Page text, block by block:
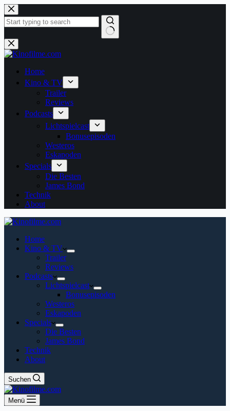
Zum
Inhalt
springen
Keine
Ergebnisse
Home
Kino & TV
Trailer
Reviews
Podcasts
Lichtspielcast
Bonusepisoden
Westeros
Eskapoden
Specials
Die Besten
James Bond
Technik
About
Home
Kino & TV
Trailer
Reviews
Podcasts
Lichtspielcast
Bonusepisoden
Westeros
Eskapoden
Specials
Die Besten
James Bond
Technik
About
Suchen
Menü